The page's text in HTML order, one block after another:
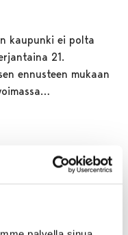
kaupunki ei polta
21.
ennusteen mukaan